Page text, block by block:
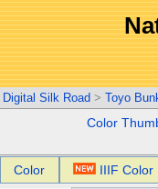
Digital Silk Road > Toyo
Color
Color IIIF Color